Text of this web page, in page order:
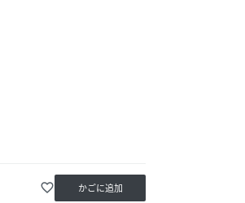
favorite_border かごに追加